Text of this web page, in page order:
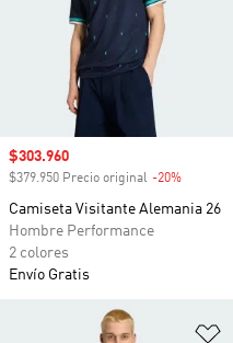
Precio de venta
$303.960
$379.950 Precio original -20%
Camiseta Visitante Alemania 26
Hombre Performance
2 colores
Envío Gratis